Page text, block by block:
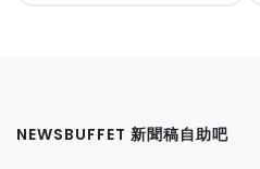
NEWSBUFFET 新聞稿自助吧